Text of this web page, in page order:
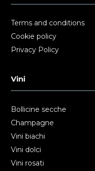
Terms and conditions
Cookie policy
Privacy Policy
Vini
Bollicine secche
Champagne
Vini biachi
Vini dolci
Vini rosati